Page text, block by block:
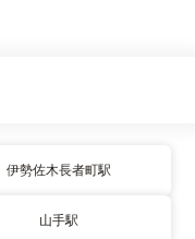
伊勢佐木長者町駅
山手駅